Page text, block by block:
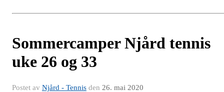
Sommercamper Njård tennis
uke 26 og 33
Postet av Njård - Tennis den 26. mai 2020